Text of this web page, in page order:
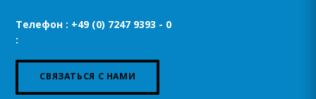
Телефон : +49 (0) 7247 9393 - 0
:
СВЯЗАТЬСЯ С НАМИ